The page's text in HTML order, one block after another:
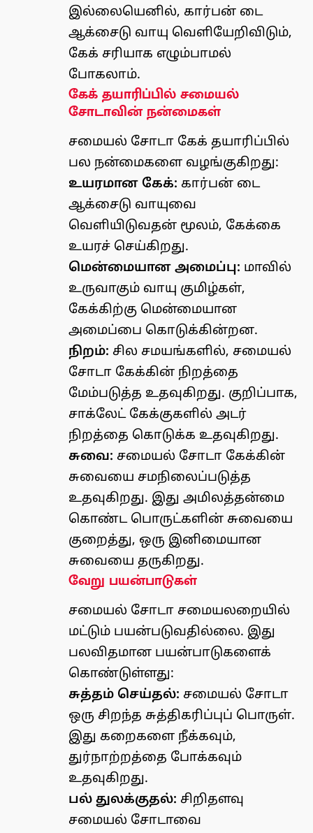
இல்லையெனில், கார்பன் டை
ஆக்சைடு வாயு வெளியேறிவிடும்,
கேக் சரியாக எழும்பாமல்
போகலாம்.
கேக் தயாரிப்பில் சமையல்
சோடாவின் நன்மைகள்
சமையல் சோடா கேக் தயாரிப்பில்
பல நன்மைகளை வழங்குகிறது:
உயரமான கேக்: கார்பன் டை
ஆக்சைடு வாயுவை
வெளியிடுவதன் மூலம், கேக்கை
உயரச் செய்கிறது.
மென்மையான அமைப்பு: மாவில்
உருவாகும் வாயு குமிழ்கள்,
கேக்கிற்கு மென்மையான
அமைப்பை கொடுக்கின்றன.
நிறம்: சில சமயங்களில், சமையல்
சோடா கேக்கின் நிறத்தை
மேம்படுத்த உதவுகிறது. குறிப்பாக,
சாக்லேட் கேக்குகளில் அடர்
நிறத்தை கொடுக்க உதவுகிறது.
சுவை: சமையல் சோடா கேக்கின்
சுவையை சமநிலைப்படுத்த
உதவுகிறது. இது அமிலத்தன்மை
கொண்ட பொருட்களின் சுவையை
குறைத்து, ஒரு இனிமையான
சுவையை தருகிறது.
வேறு பயன்பாடுகள்
சமையல் சோடா சமையலறையில்
மட்டும் பயன்படுவதில்லை. இது
பலவிதமான பயன்பாடுகளைக்
கொண்டுள்ளது:
சுத்தம் செய்தல்: சமையல் சோடா
ஒரு சிறந்த சுத்திகரிப்புப் பொருள்.
இது கறைகளை நீக்கவும்,
துர்நாற்றத்தை போக்கவும்
உதவுகிறது.
பல் துலக்குதல்: சிறிதளவு
சமையல் சோடாவை